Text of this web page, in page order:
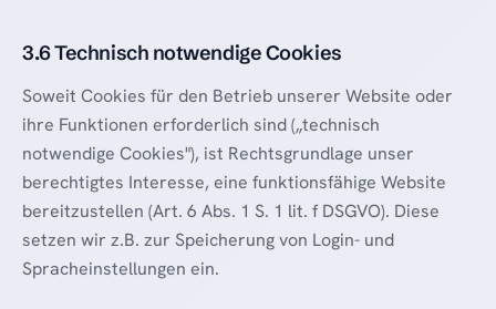
3.6 Technisch notwendige Cookies
Soweit Cookies für den Betrieb unserer Website oder
ihre Funktionen erforderlich sind („technisch
notwendige Cookies"), ist Rechtsgrundlage unser
berechtigtes Interesse, eine funktionsfähige Website
bereitzustellen (Art. 6 Abs. 1 S. 1 lit. f DSGVO). Diese
setzen wir z.B. zur Speicherung von Login- und
Spracheinstellungen ein.